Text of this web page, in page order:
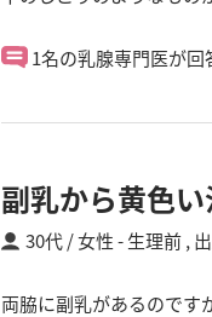
1名の乳腺専門医が回
副乳から黄色い
30代 / 女性 生理前 ,
両脇に副乳があるのです